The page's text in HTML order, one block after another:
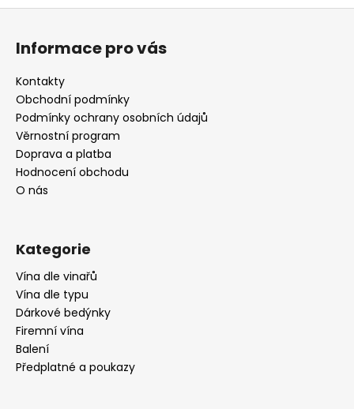
Z
Informace pro vás
Kontakty
Obchodní podmínky
Podmínky ochrany osobních údajů
Věrnostní program
Doprava a platba
Hodnocení obchodu
O nás
Kategorie
Vína dle vinařů
Vína dle typu
Dárkové bedýnky
Firemní vína
Balení
Předplatné a poukazy